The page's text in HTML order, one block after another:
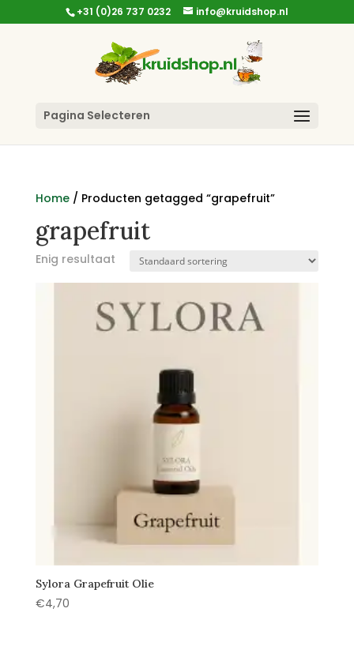
+31 (0)26 737 0232 info@kruidshop.nl
Pagina Selecteren
Home/ Producten getagged “grapefruit”
grapefruit
Enig resultaat
Sylora Grapefruit Olie
€4,70